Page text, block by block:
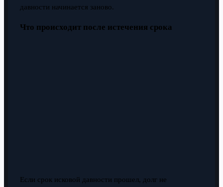
давности начинается заново.
Что происходит после истечения срока
Если срок исковой давности прошел, долг не